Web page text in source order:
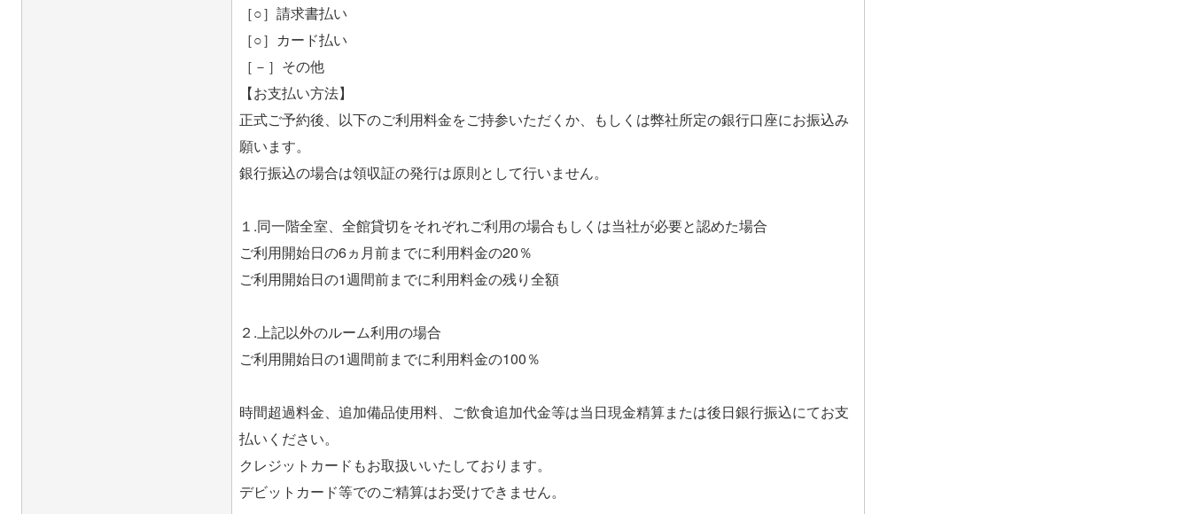
［○］請求書払い
［○］カード払い
［－］その他
【お支払い方法】
正式ご予約後、以下のご利用料金をご持参いただくか、もしくは弊社所定の銀行口座にお振込み
願います。
銀行振込の場合は領収証の発行は原則として行いません。
１.同一階全室、全館貸切をそれぞれご利用の場合もしくは当社が必要と認めた場合
ご利用開始日の6ヵ月前までに利用料金の20％
ご利用開始日の1週間前までに利用料金の残り全額
２.上記以外のルーム利用の場合
ご利用開始日の1週間前までに利用料金の100％
時間超過料金、追加備品使用料、ご飲食追加代金等は当日現金精算または後日銀行振込にてお支
払いください。
クレジットカードもお取扱いいたしております。